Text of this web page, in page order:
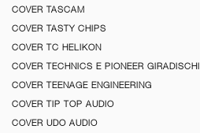
COVER TASCAM
COVER TASTY CHIPS
COVER TC HELIKON
COVER TECHNICS E PIONEER GIRADISCHI
COVER TEENAGE ENGINEERING
COVER TIP TOP AUDIO
COVER UDO AUDIO